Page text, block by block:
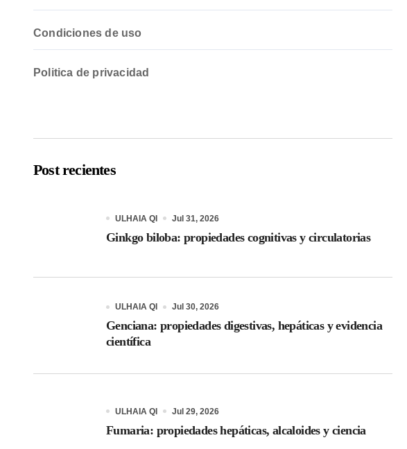
Condiciones de uso
Politica de privacidad
Post recientes
ULHAIA QI Jul 31, 2026
Ginkgo biloba: propiedades cognitivas y circulatorias
ULHAIA QI Jul 30, 2026
Genciana: propiedades digestivas, hepáticas y evidencia
científica
ULHAIA QI Jul 29, 2026
Fumaria: propiedades hepáticas, alcaloides y ciencia